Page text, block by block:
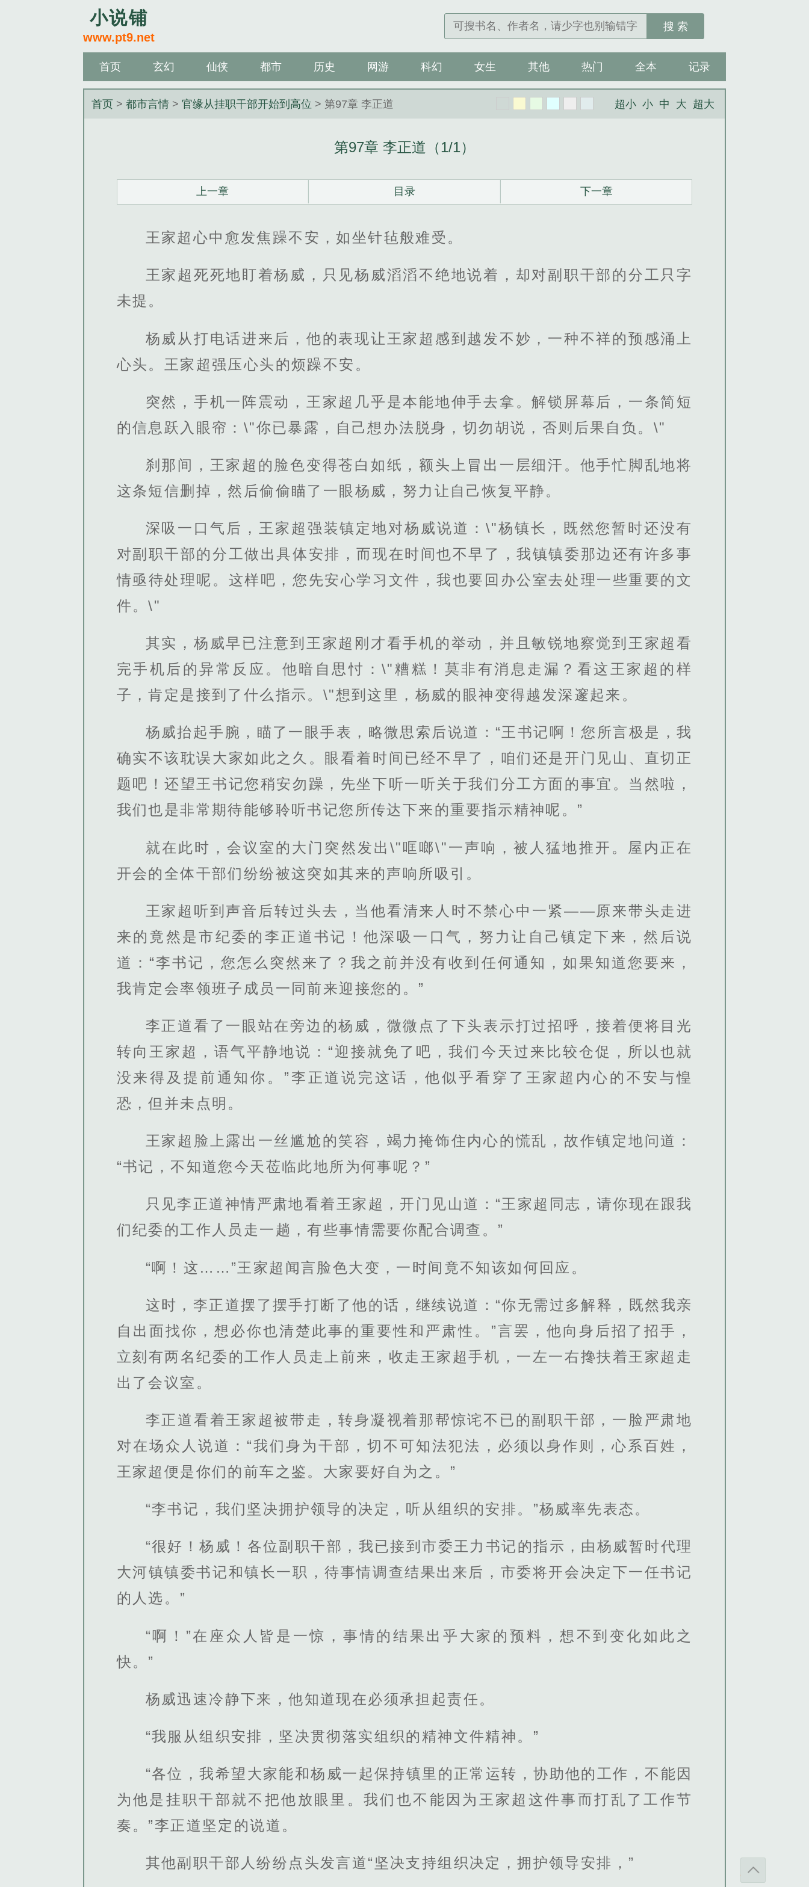
小说铺
www.pt9.net
搜 索
首页 玄幻 仙侠 都市 历史 网游 科幻 女生 其他 热门 全本 记录
首页 >都市言情 >官缘从挂职干部开始到高位 > 第97章 李正道 超小 小 中 大 超大
第97章 李正道（1/1）
上一章 目录 下一章
王家超心中愈发焦躁不安，如坐针毡般难受。
王家超死死地盯着杨威，只见杨威滔滔不绝地说着，却对副职干部的分工只字
未提。
杨威从打电话进来后，他的表现让王家超感到越发不妙，一种不祥的预感涌上
心头。王家超强压心头的烦躁不安。
突然，手机一阵震动，王家超几乎是本能地伸手去拿。解锁屏幕后，一条简短
的信息跃入眼帘：\"你已暴露，自己想办法脱身，切勿胡说，否则后果自负。\"
刹那间，王家超的脸色变得苍白如纸，额头上冒出一层细汗。他手忙脚乱地将
这条短信删掉，然后偷偷瞄了一眼杨威，努力让自己恢复平静。
深吸一口气后，王家超强装镇定地对杨威说道：\"杨镇长，既然您暂时还没有
对副职干部的分工做出具体安排，而现在时间也不早了，我镇镇委那边还有许多事
情亟待处理呢。这样吧，您先安心学习文件，我也要回办公室去处理一些重要的文
件。\"
其实，杨威早已注意到王家超刚才看手机的举动，并且敏锐地察觉到王家超看
完手机后的异常反应。他暗自思忖：\"糟糕！莫非有消息走漏？看这王家超的样
子，肯定是接到了什么指示。\"想到这里，杨威的眼神变得越发深邃起来。
杨威抬起手腕，瞄了一眼手表，略微思索后说道：“王书记啊！您所言极是，我
确实不该耽误大家如此之久。眼看着时间已经不早了，咱们还是开门见山、直切正
题吧！还望王书记您稍安勿躁，先坐下听一听关于我们分工方面的事宜。当然啦，
我们也是非常期待能够聆听书记您所传达下来的重要指示精神呢。”
就在此时，会议室的大门突然发出\"哐啷\"一声响，被人猛地推开。屋内正在
开会的全体干部们纷纷被这突如其来的声响所吸引。
王家超听到声音后转过头去，当他看清来人时不禁心中一紧——原来带头走进
来的竟然是市纪委的李正道书记！他深吸一口气，努力让自己镇定下来，然后说
道：“李书记，您怎么突然来了？我之前并没有收到任何通知，如果知道您要来，
我肯定会率领班子成员一同前来迎接您的。”
李正道看了一眼站在旁边的杨威，微微点了下头表示打过招呼，接着便将目光
转向王家超，语气平静地说：“迎接就免了吧，我们今天过来比较仓促，所以也就
没来得及提前通知你。”李正道说完这话，他似乎看穿了王家超内心的不安与惶
恐，但并未点明。
王家超脸上露出一丝尴尬的笑容，竭力掩饰住内心的慌乱，故作镇定地问道：
“书记，不知道您今天莅临此地所为何事呢？”
只见李正道神情严肃地看着王家超，开门见山道：“王家超同志，请你现在跟我
们纪委的工作人员走一趟，有些事情需要你配合调查。”
“啊！这……”王家超闻言脸色大变，一时间竟不知该如何回应。
这时，李正道摆了摆手打断了他的话，继续说道：“你无需过多解释，既然我亲
自出面找你，想必你也清楚此事的重要性和严肃性。”言罢，他向身后招了招手，
立刻有两名纪委的工作人员走上前来，收走王家超手机，一左一右搀扶着王家超走
出了会议室。
李正道看着王家超被带走，转身凝视着那帮惊诧不已的副职干部，一脸严肃地
对在场众人说道：“我们身为干部，切不可知法犯法，必须以身作则，心系百姓，
王家超便是你们的前车之鉴。大家要好自为之。”
“李书记，我们坚决拥护领导的决定，听从组织的安排。”杨威率先表态。
“很好！杨威！各位副职干部，我已接到市委王力书记的指示，由杨威暂时代理
大河镇镇委书记和镇长一职，待事情调查结果出来后，市委将开会决定下一任书记
的人选。”
“啊！”在座众人皆是一惊，事情的结果出乎大家的预料，想不到变化如此之
快。”
杨威迅速冷静下来，他知道现在必须承担起责任。
“我服从组织安排，坚决贯彻落实组织的精神文件精神。”
“各位，我希望大家能和杨威一起保持镇里的正常运转，协助他的工作，不能因
为他是挂职干部就不把他放眼里。我们也不能因为王家超这件事而打乱了工作节
奏。”李正道坚定的说道。
其他副职干部人纷纷点头发言道“坚决支持组织决定，拥护领导安排，”